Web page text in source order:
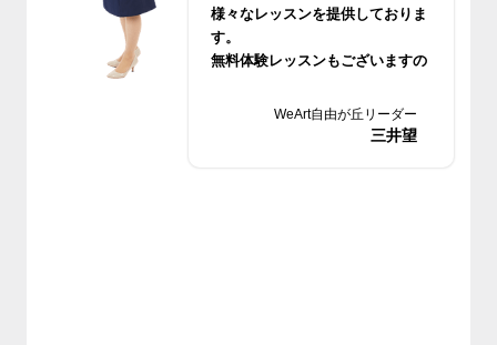
様々なレッスンを提供しておりま
す。
無料体験レッスンもございますの
WeArt自由が丘リーダー
三井望